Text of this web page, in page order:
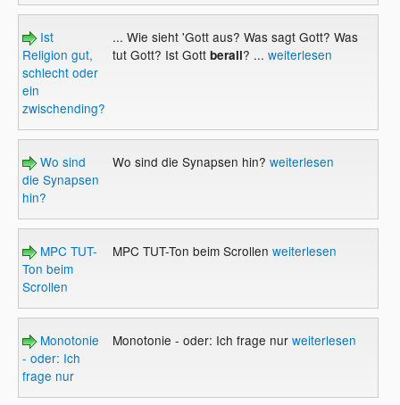
Ist
Religion gut,
schlecht oder
ein
zwischending?
... Wie sieht 'Gott aus? Was sagt Gott? Was
tut Gott? Ist Gott berall? ... weiterlesen
Wo sind
die Synapsen
hin?
Wo sind die Synapsen hin? weiterlesen
MPC TUT-
Ton beim
Scrollen
MPC TUT-Ton beim Scrollen weiterlesen
Monotonie
- oder: Ich
frage nur
Monotonie - oder: Ich frage nur weiterlesen